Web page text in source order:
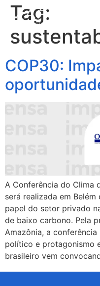
Tag:
COP30:
A Conferência do Clima
será realizada em
papel do setor privado
de baixo carbono. Pela
Amazônia, a
político e protagonismo
brasileiro vem